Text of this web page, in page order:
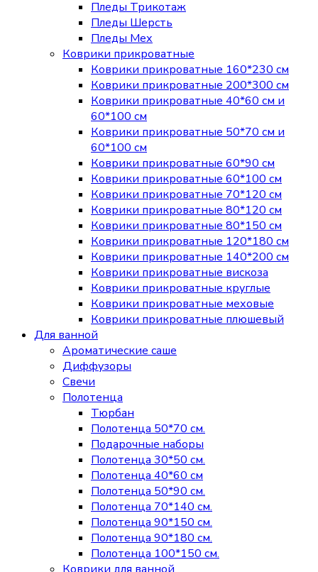
Пледы Трикотаж
Пледы Шерсть
Пледы Мех
Коврики прикроватные
Коврики прикроватные 160*230 см
Коврики прикроватные 200*300 см
Коврики прикроватные 40*60 см и
60*100 см
Коврики прикроватные 50*70 см и
60*100 см
Коврики прикроватные 60*90 см
Коврики прикроватные 60*100 см
Коврики прикроватные 70*120 см
Коврики прикроватные 80*120 см
Коврики прикроватные 80*150 см
Коврики прикроватные 120*180 см
Коврики прикроватные 140*200 см
Коврики прикроватные вискоза
Коврики прикроватные круглые
Коврики прикроватные меховые
Коврики прикроватные плюшевый
Для ванной
Ароматические саше
Диффузоры
Свечи
Полотенца
Тюрбан
Полотенца 50*70 см.
Подарочные наборы
Полотенца 30*50 см.
Полотенца 40*60 см
Полотенца 50*90 см.
Полотенца 70*140 см.
Полотенца 90*150 см.
Полотенца 90*180 см.
Полотенца 100*150 см.